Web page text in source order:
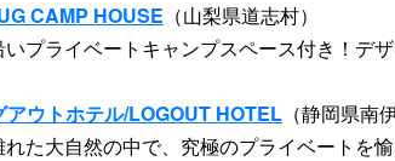
CAMP HOUSE （山梨県道志村）
いプライベートキャンプスペース付き！デ
アウトホテル/LOGOUT HOTEL （静岡県南
れた大自然の中で、究極のプライベートを